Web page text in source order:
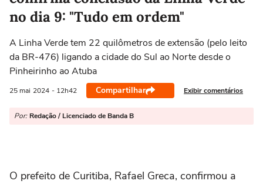
no dia 9: "Tudo em ordem"
A Linha Verde tem 22 quilômetros de extensão (pelo leito
da BR-476) ligando a cidade do Sul ao Norte desde o
Pinheirinho ao Atuba
25 mai 2024 - 12h42 Compartilhar Exibir comentários
Por: Redação / Licenciado de Banda B
O prefeito de Curitiba, Rafael Greca, confirmou a